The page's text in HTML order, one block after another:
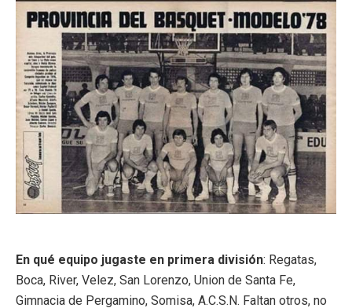
En qué equipo jugaste en primera división: Regatas,
Boca, River, Velez, San Lorenzo, Union de Santa Fe,
Gimnacia de Pergamino, Somisa, A.C.S.N. Faltan otros, no